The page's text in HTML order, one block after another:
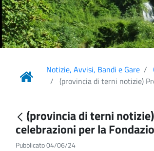
Notizie, Avvisi, Bandi e Gare
(provincia di terni notizie)
(provincia di terni
celebrazioni per la
Pubblicato 04/06/24